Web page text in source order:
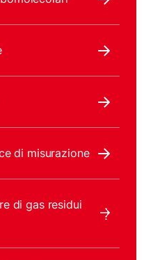
di misurazione
di gas residui